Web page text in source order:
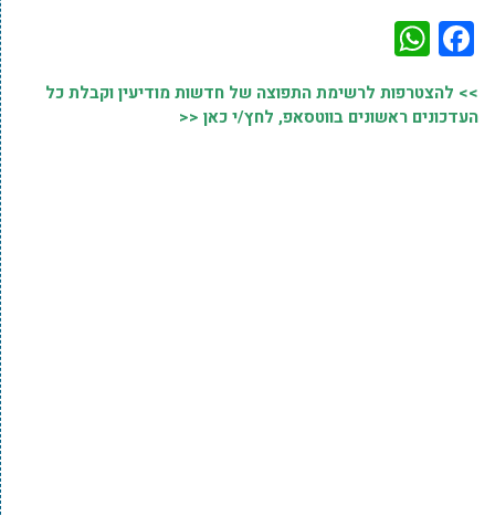
Facebook
>> להצטרפות לרשימת התפוצה של חדשות מודיעין וקבלת כל
העדכונים ראשונים בווטסאפ, לחץ/י כאן <<